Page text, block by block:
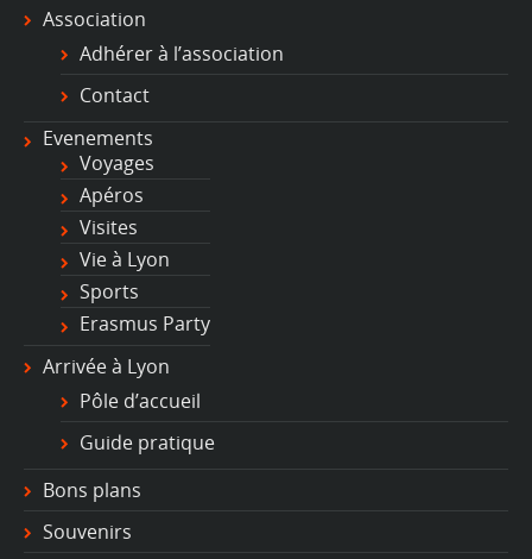
Association
Adhérer à l’association
Contact
Evenements
Voyages
Apéros
Visites
Vie à Lyon
Sports
Erasmus Party
Arrivée à Lyon
Pôle d’accueil
Guide pratique
Bons plans
Souvenirs